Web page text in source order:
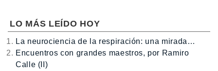
LO MÁS LEÍDO HOY
La neurociencia de la respiración: una mirada…
Encuentros con grandes maestros, por Ramiro
Calle (II)